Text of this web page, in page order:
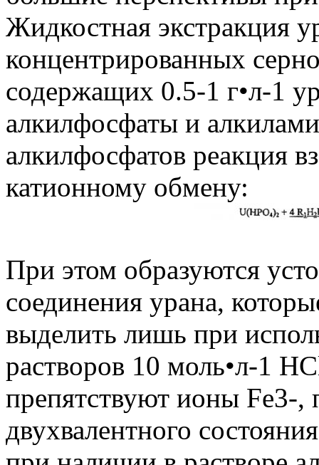
Жидкостная экстракция
концентрированных
содержащих 0.5-1 г•л-1
алкилфосфаты и
алкилфосфатов реакция
катионному обмену:
При этом образуются
соединения урана,
выделить лишь при
растворов 10 моль•л-1
препятствуют ионы Fe3-,
двухвалентного